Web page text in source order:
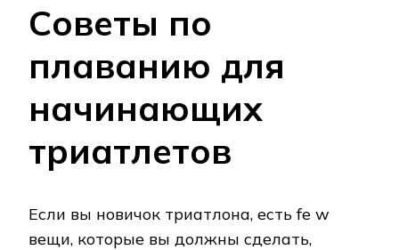
Советы по
плаванию для
начинающих
триатлетов
Если вы новичок триатлона, есть fe w
вещи, которые вы должны сделать,